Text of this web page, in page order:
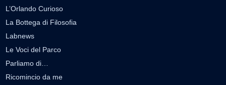
L’Orlando Curioso
La Bottega di Filosofia
Labnews
Le Voci del Parco
Parliamo di…
Ricomincio da me